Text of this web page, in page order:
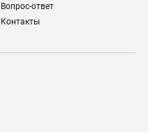
Вопрос-ответ
Контакты